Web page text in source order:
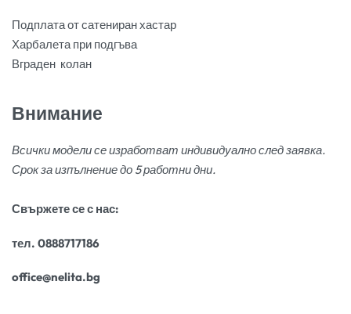
Подплата от сатениран хастар
Харбалета при подгъва
Вграден колан
Внимание
Всички модели се изработват индивидуално след заявка.
Срок за изпълнение до 5 работни дни.
Свържете се с нас:
тел. 0888717186
office@nelita.bg